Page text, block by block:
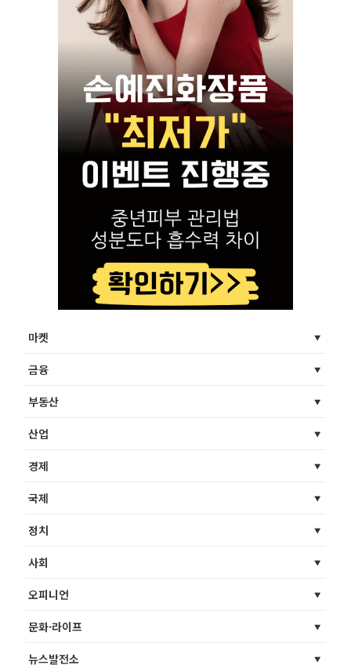
마켓
금융
부동산
산업
경제
국제
정치
사회
오피니언
문화·라이프
뉴스발전소